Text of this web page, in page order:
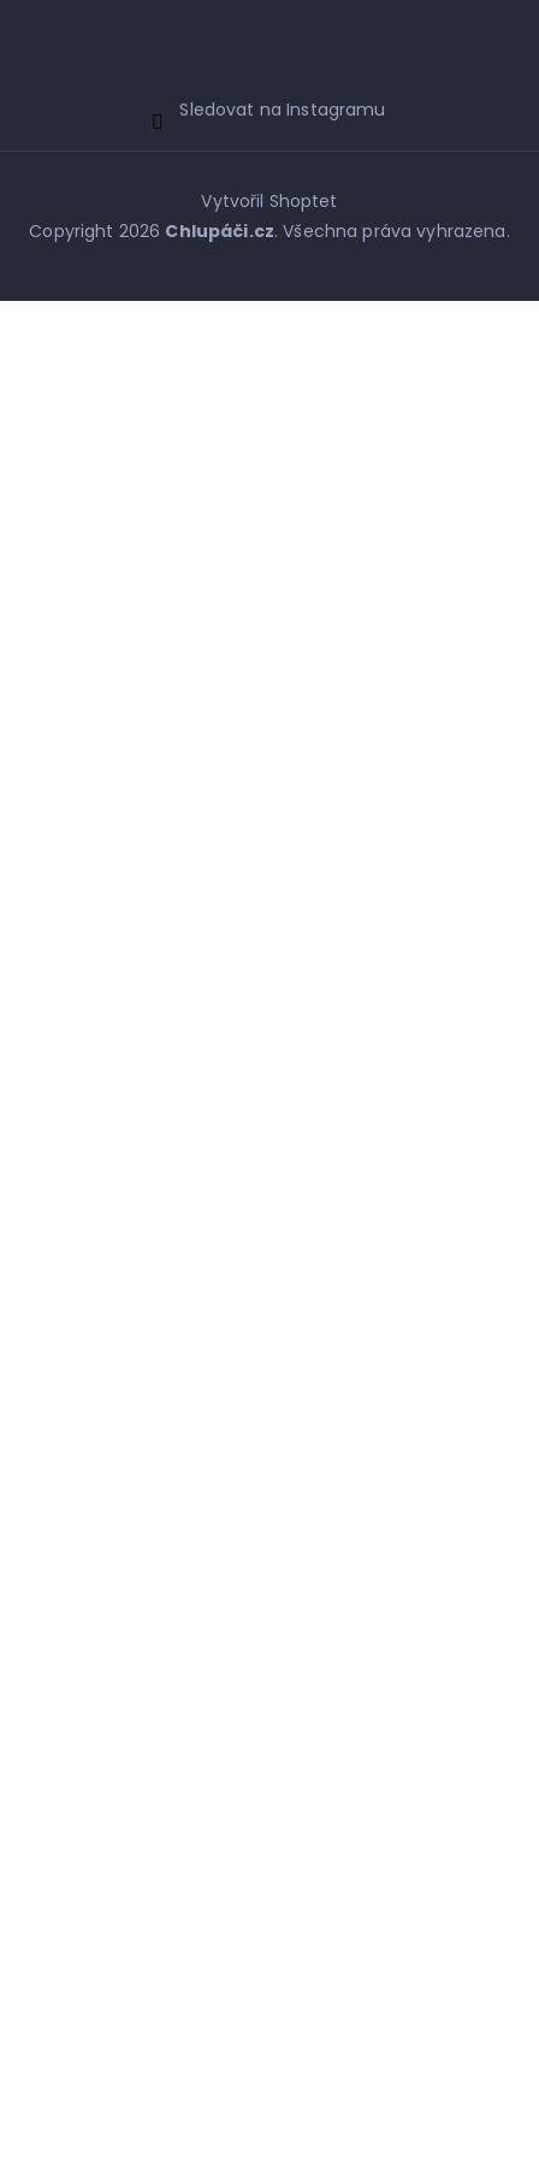
Sledovat na Instagramu
Vytvořil Shoptet
Copyright 2026 Chlupáči.cz. Všechna práva vyhrazena.